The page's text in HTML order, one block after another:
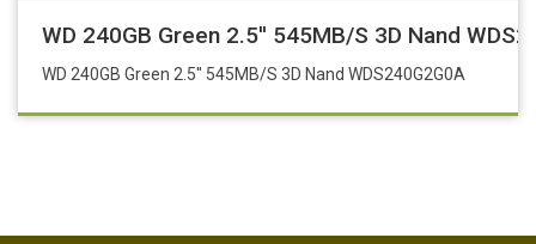
WD 240GB Green 2.5'' 545MB/S 3D Nand
WD 240GB Green 2.5'' 545MB/S 3D Nand WDS240G2G0A